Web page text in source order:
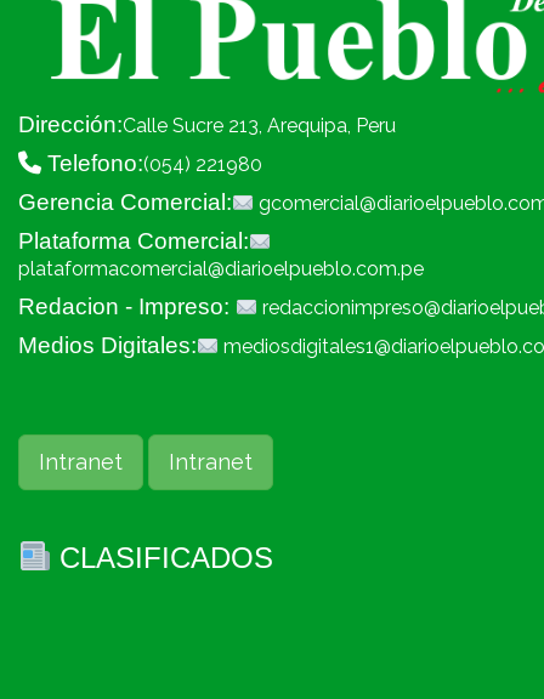
Dirección:Calle Sucre 213, Arequipa, Peru
Telefono:(054) 221980
Gerencia Comercial:
Plataforma Comercial:
plataformacomercial@diarioelpueblo.com.pe
Redacion - Impreso:
Medios Digitales:
Intranet Intranet
CLASIFICADOS